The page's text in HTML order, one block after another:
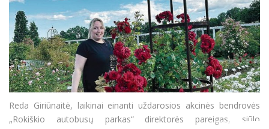
Reda Giriūnaitė, laikinai einanti uždarosios akcinės bendrovės
„Rokiškio autobusų parkas“ direktorės pareigas, siūlo